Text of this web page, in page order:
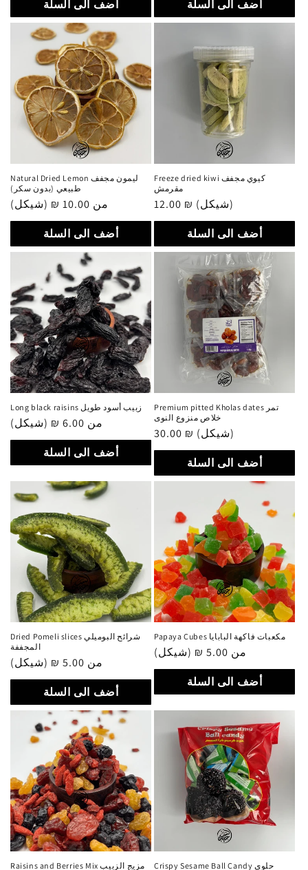
أضف الى السلة أضف الى السلة
Natural Dried Lemon ليمون مجفف
طبيعي (بدون سكر)
سعر
عادي
من 10.00 ₪ (شيكل)
أضف الى السلة
Freeze dried kiwi كيوي مجفف
مقرمش
سعر
عادي
12.00 ₪ (شيكل)
أضف الى السلة
Long black raisins زبيب أسود طويل
سعر
عادي
من 6.00 ₪ (شيكل)
أضف الى السلة
Premium pitted Kholas dates تمر
خلاص منزوع النوى
سعر
عادي
30.00 ₪ (شيكل)
أضف الى السلة
Dried Pomeli slices شرائح البوميلي
المجففة
سعر
عادي
من 5.00 ₪ (شيكل)
أضف الى السلة
Papaya Cubes مكعبات فاكهة البابايا
سعر
عادي
من 5.00 ₪ (شيكل)
أضف الى السلة
Raisins and Berries Mix مزيج الزبيب Crispy Sesame Ball Candy حلوى